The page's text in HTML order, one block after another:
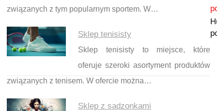
związanych z tym popularnym sportem. W…
Sklep tenisisty
Sklep tenisisty to miejsce, które
oferuje szeroki asortyment produktów
związanych z tenisem. W ofercie można…
Sklep z sadzonkami